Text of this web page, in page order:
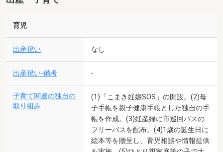
育児
出産祝い なし
出産祝い-備考 -
子育て関連の独自の
取り組み
(1)「こまき妊娠SOS」の開設。(2)母
子手帳を親子健康手帳とした独自の手
帳を作成。(3)妊産婦に市巡回バスの
フリーパスを配布。(4)1歳の誕生日に
絵本等を贈呈し、育児相談や情報提供